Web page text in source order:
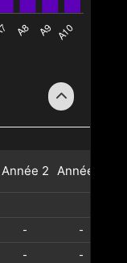
Année 2 Année
-
-
-
-